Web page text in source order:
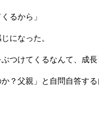
るから」
になった。
つけてくるなんて、成長
？父親」と自問自答する